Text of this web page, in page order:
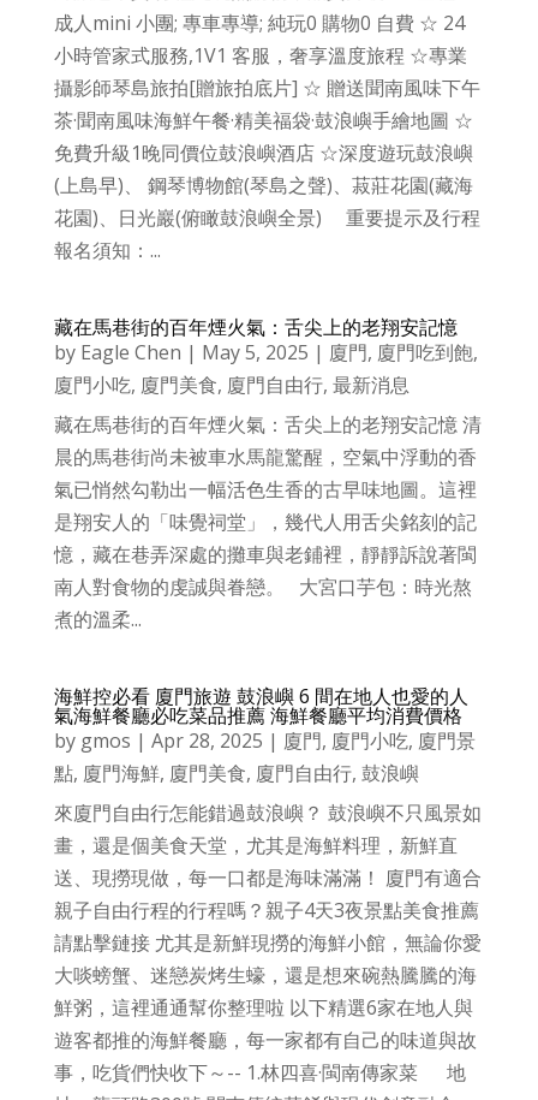
成人mini 小團; 專車專導; 純玩0 購物0 自費 ☆ 24
小時管家式服務,1V1 客服，奢享溫度旅程 ☆專業
攝影師琴島旅拍[贈旅拍底片] ☆ 贈送聞南風味下午
茶·聞南風味海鮮午餐·精美福袋·鼓浪嶼手繪地圖 ☆
免費升級1晚同價位鼓浪嶼酒店 ☆深度遊玩鼓浪嶼
(上島早)、 鋼琴博物館(琴島之聲)、菽莊花園(藏海
花園)、日光巖(俯瞰鼓浪嶼全景) 重要提示及行程
報名須知：...
藏在馬巷街的百年煙火氣：舌尖上的老翔安記憶
by Eagle Chen | May 5, 2025 | 廈門, 廈門吃到飽,
廈門小吃, 廈門美食, 廈門自由行, 最新消息
藏在馬巷街的百年煙火氣：舌尖上的老翔安記憶 清
晨的馬巷街尚未被車水馬龍驚醒，空氣中浮動的香
氣已悄然勾勒出一幅活色生香的古早味地圖。這裡
是翔安人的「味覺祠堂」，幾代人用舌尖銘刻的記
憶，藏在巷弄深處的攤車與老鋪裡，靜靜訴說著閩
南人對食物的虔誠與眷戀。 大宮口芋包：時光熬
煮的溫柔...
海鮮控必看 廈門旅遊 鼓浪嶼 6 間在地人也愛的人
氣海鮮餐廳必吃菜品推薦 海鮮餐廳平均消費價格
by gmos | Apr 28, 2025 | 廈門, 廈門小吃, 廈門景
點, 廈門海鮮, 廈門美食, 廈門自由行, 鼓浪嶼
來廈門自由行怎能錯過鼓浪嶼？ 鼓浪嶼不只風景如
畫，還是個美食天堂，尤其是海鮮料理，新鮮直
送、現撈現做，每一口都是海味滿滿！ 廈門有適合
親子自由行程的行程嗎？親子4天3夜景點美食推薦
請點擊鏈接 尤其是新鮮現撈的海鮮小館，無論你愛
大啖螃蟹、迷戀炭烤生蠔，還是想來碗熱騰騰的海
鮮粥，這裡通通幫你整理啦 以下精選6家在地人與
遊客都推的海鮮餐廳，每一家都有自己的味道與故
事，吃貨們快收下～-- 1.林四喜·閩南傳家菜 ‌ ‌地